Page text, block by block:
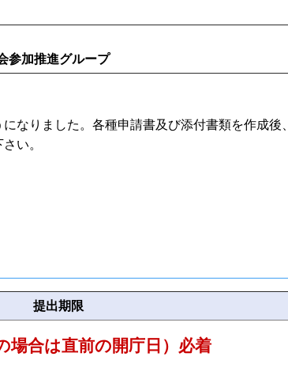
加推進グループ
なりました。各種申請書及び添付書類を作成後
い。
提出期限
場合は直前の開庁日）必着